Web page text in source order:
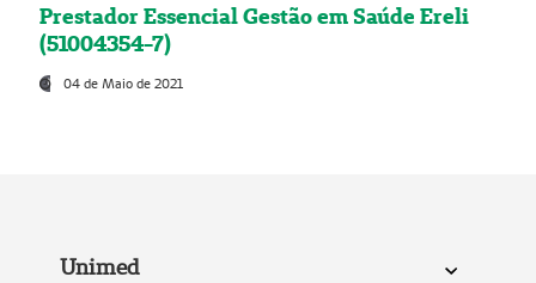
Prestador Essencial Gestão em Saúde Ereli
(51004354-7)
04 de Maio de 2021
Unimed